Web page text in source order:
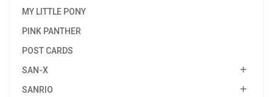
MY LITTLE PONY
PINK PANTHER
POST CARDS
SAN-X
SANRIO